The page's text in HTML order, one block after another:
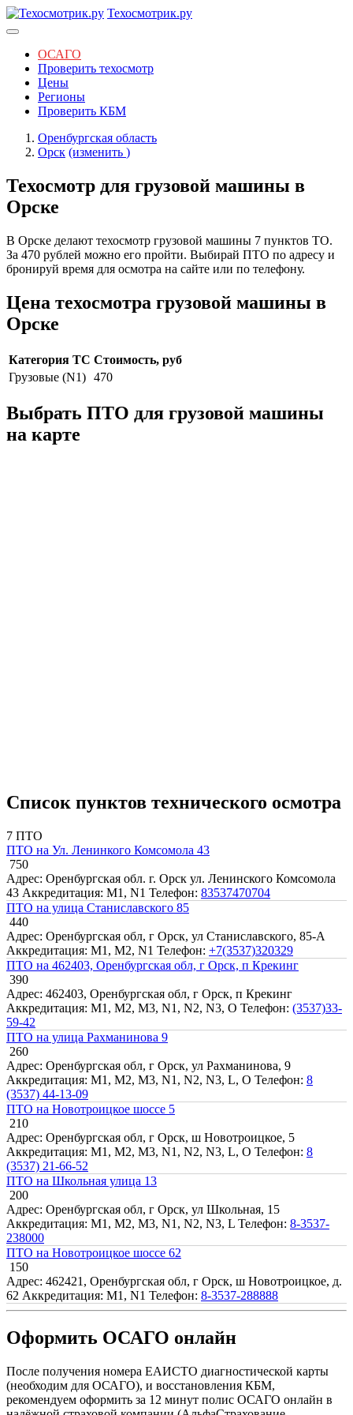
Техосмотрик.ру
ОСАГО
Проверить техосмотр
Цены
Регионы
Проверить КБМ
Оренбургская область
Орск (изменить )
Техосмотр для грузовой машины в
Орске
В Орске делают техосмотр грузовой машины 7 пунктов ТО.
За 470 рублей можно его пройти. Выбирай ПТО по адресу и
бронируй время для осмотра на сайте или по телефону.
Цена техосмотра грузовой машины в
Орске
Категория ТС Стоимость, руб
Грузовые (N1) 470
Выбрать ПТО для грузовой машины
на карте
Список пунктов технического осмотра
7 ПТО
ПТО на Ул. Ленинкого Комсомола 43
750
Адрес: Оренбургская обл. г. Орск ул. Ленинского Комсомола
43 Аккредитация: M1, N1 Телефон: 83537470704
ПТО на улица Станиславского 85
440
Адрес: Оренбургская обл, г Орск, ул Станиславского, 85-А
Аккредитация: M1, M2, N1 Телефон: +7(3537)320329
ПТО на 462403, Оренбургская обл, г Орск, п Крекинг
390
Адрес: 462403, Оренбургская обл, г Орск, п Крекинг
Аккредитация: M1, M2, M3, N1, N2, N3, O Телефон: (3537)33-
59-42
ПТО на улица Рахманинова 9
260
Адрес: Оренбургская обл, г Орск, ул Рахманинова, 9
Аккредитация: M1, M2, M3, N1, N2, N3, L, O Телефон: 8
(3537) 44-13-09
ПТО на Новотроицкое шоссе 5
210
Адрес: Оренбургская обл, г Орск, ш Новотроицкое, 5
Аккредитация: M1, M2, M3, N1, N2, N3, L, O Телефон: 8
(3537) 21-66-52
ПТО на Школьная улица 13
200
Адрес: Оренбургская обл, г Орск, ул Школьная, 15
Аккредитация: M1, M2, M3, N1, N2, N3, L Телефон: 8-3537-
238000
ПТО на Новотроицкое шоссе 62
150
Адрес: 462421, Оренбургская обл, г Орск, ш Новотроицкое, д.
62 Аккредитация: M1, N1 Телефон: 8-3537-288888
Оформить ОСАГО онлайн
После получения номера ЕАИСТО диагностической карты
(необходим для ОСАГО), и восстановления КБМ,
рекомендуем оформить за 12 минут полис ОСАГО онлайн в